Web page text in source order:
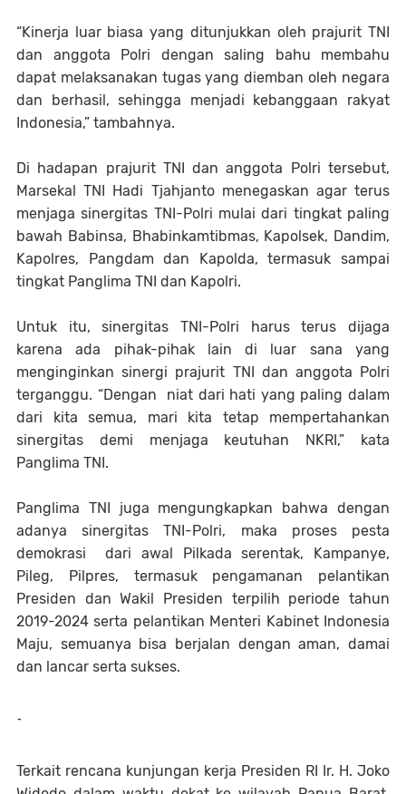
“Kinerja luar biasa yang ditunjukkan oleh prajurit TNI
dan anggota Polri dengan saling bahu membahu
dapat melaksanakan tugas yang diemban oleh negara
dan berhasil, sehingga menjadi kebanggaan rakyat
Indonesia,” tambahnya.
Di hadapan prajurit TNI dan anggota Polri tersebut,
Marsekal TNI Hadi Tjahjanto menegaskan agar terus
menjaga sinergitas TNI-Polri mulai dari tingkat paling
bawah Babinsa, Bhabinkamtibmas, Kapolsek, Dandim,
Kapolres, Pangdam dan Kapolda, termasuk sampai
tingkat Panglima TNI dan Kapolri.
Untuk itu, sinergitas TNI-Polri harus terus dijaga
karena ada pihak-pihak lain di luar sana yang
menginginkan sinergi prajurit TNI dan anggota Polri
terganggu. “Dengan niat dari hati yang paling dalam
dari kita semua, mari kita tetap mempertahankan
sinergitas demi menjaga keutuhan NKRI,” kata
Panglima TNI.
Panglima TNI juga mengungkapkan bahwa dengan
adanya sinergitas TNI-Polri, maka proses pesta
demokrasi dari awal Pilkada serentak, Kampanye,
Pileg, Pilpres, termasuk pengamanan pelantikan
Presiden dan Wakil Presiden terpilih periode tahun
2019-2024 serta pelantikan Menteri Kabinet Indonesia
Maju, semuanya bisa berjalan dengan aman, damai
dan lancar serta sukses.
-
Terkait rencana kunjungan kerja Presiden RI Ir. H. Joko